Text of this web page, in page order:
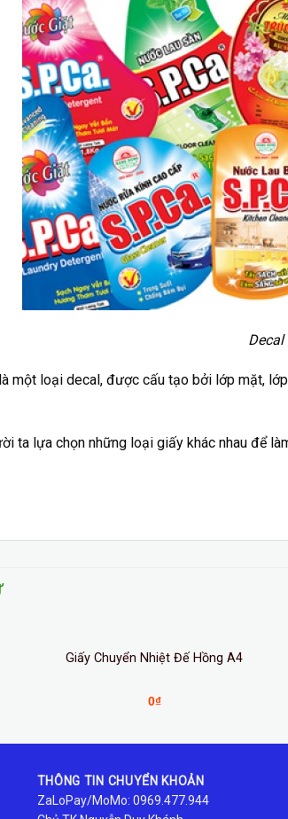
loại decal rất
một loại decal, được cấu tạo bởi lớp mặt,
ta lựa chọn những loại giấy khác nhau để
Giấy Chuyển Nhiệt Đế Hồng A4
0₫
THÔNG TIN CHUYỂN KHOẢN
ZaLoPay/MoMo: 0969.477.944